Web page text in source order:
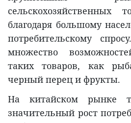
сельскохозяйственных
благодаря большому
потребительскому
множество
таких товаров, как
черный перец и фрукты.
На китайском рынке
значительный рост